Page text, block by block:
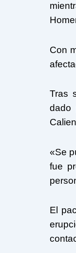
Con
Tras
dado
«Se
fue
El